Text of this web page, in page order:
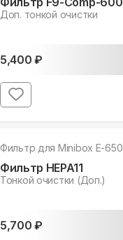
Доп. тонкой очистки
5,400 ₽
Фильтр для Minibox E-650
Фильтр HEPA11
Тонкой очистки (Доп.)
5,700 ₽